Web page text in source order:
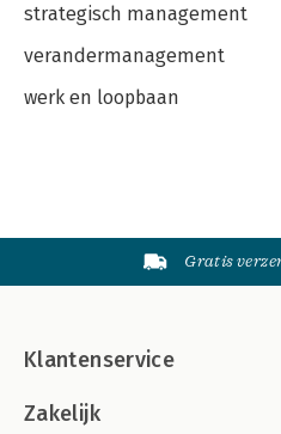
strategisch management
verandermanagement
werk en loopbaan
Gratis
Klantenservice
Zakelijk